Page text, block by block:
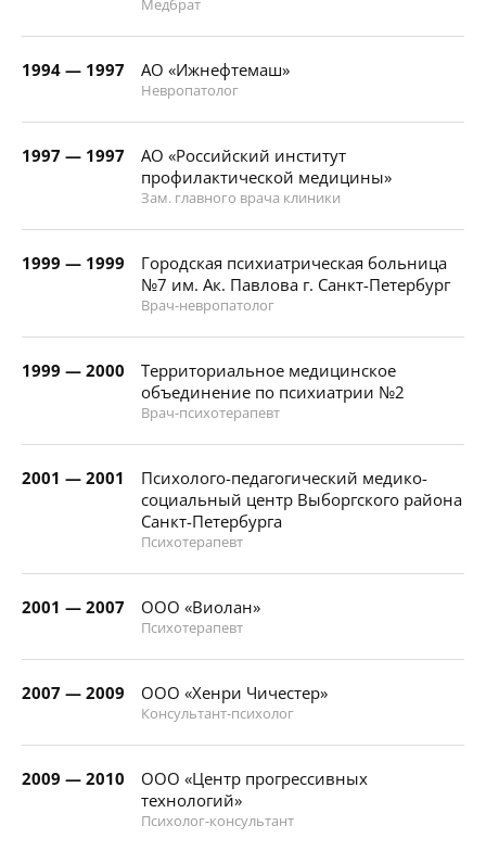
Медбрат
1994 — 1997 АО «Ижнефтемаш»
Невропатолог
1997 — 1997
АО «Российский институт
профилактической медицины»
Зам. главного врача клиники
1999 — 1999
Городская психиатрическая больница
№7 им. Ак. Павлова г. Санкт-Петербург
Врач-невропатолог
1999 — 2000
Территориальное медицинское
объединение по психиатрии №2
Врач-психотерапевт
2001 — 2001
Психолого-педагогический медико-
социальный центр Выборгского района
Санкт-Петербурга
Психотерапевт
2001 — 2007 ООО «Виолан»
Психотерапевт
2007 — 2009 ООО «Хенри Чичестер»
Консультант-психолог
2009 — 2010
ООО «Центр прогрессивных
технологий»
Психолог-консультант